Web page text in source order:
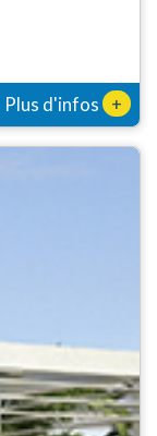
Plus d'infos +